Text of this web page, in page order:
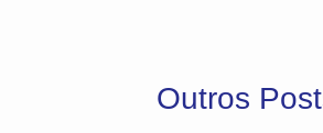
Outros